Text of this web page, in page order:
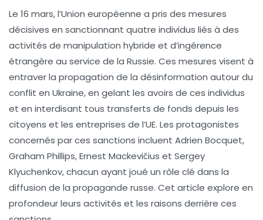
Le 16 mars, l’Union européenne a pris des mesures
décisives en sanctionnant quatre individus liés à des
activités de manipulation hybride et d’ingérence
étrangère au service de la Russie. Ces mesures visent à
entraver la propagation de la désinformation autour du
conflit en Ukraine, en gelant les avoirs de ces individus
et en interdisant tous transferts de fonds depuis les
citoyens et les entreprises de l’UE. Les protagonistes
concernés par ces sanctions incluent Adrien Bocquet,
Graham Phillips, Ernest Mackevičius et Sergey
Klyuchenkov, chacun ayant joué un rôle clé dans la
diffusion de la propagande russe. Cet article explore en
profondeur leurs activités et les raisons derrière ces